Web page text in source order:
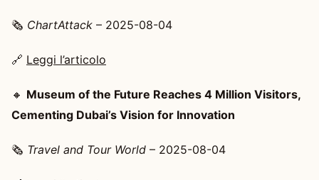
🗞️ ChartAttack – 2025-08-04
🔗 Leggi l’articolo
🔸 Museum of the Future Reaches 4 Million Visitors,
Cementing Dubai’s Vision for Innovation
🗞️ Travel and Tour World – 2025-08-04